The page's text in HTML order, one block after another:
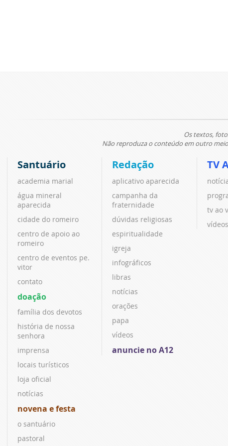
Os textos,
Não reproduza o conteúdo em outro
Santuário
academia marial
água mineral
aparecida
cidade do romeiro
centro de apoio ao
romeiro
centro de eventos pe.
vitor
contato
doação
família dos devotos
história de nossa
senhora
imprensa
locais turísticos
loja oficial
notícias
novena e festa
o santuário
pastoral
Redação
aplicativo aparecida
campanha da
fraternidade
dúvidas religiosas
espiritualidade
igreja
infográficos
libras
notícias
orações
papa
vídeos
anuncie no A12
TV
tv ao
vídeos